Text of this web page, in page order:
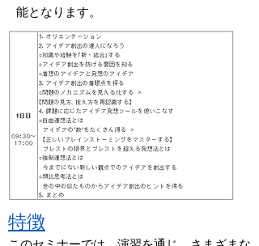
能となります。
特徴